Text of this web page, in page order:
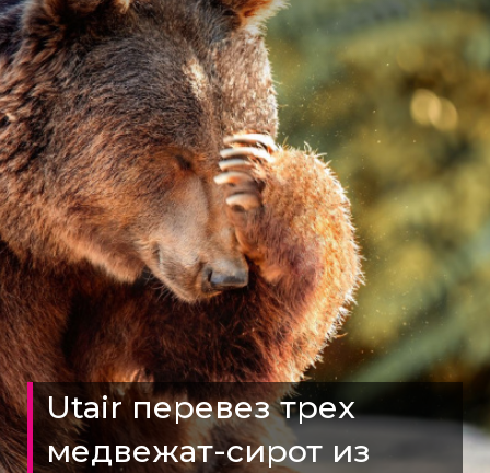
Utair перевез трех
медвежат-сирот из